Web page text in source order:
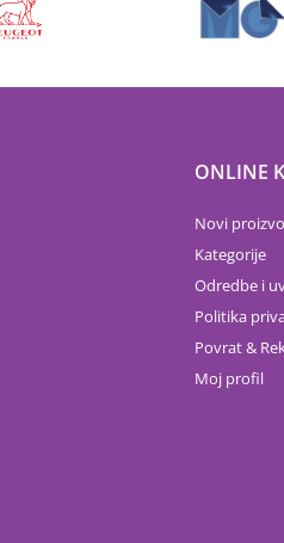
ONLINE
Novi
Kategorije
Odredbe i
Politika
Povrat &
Moj profil